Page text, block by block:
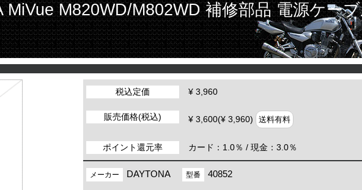
MiVue M820WD/M802WD 補修部品 電源ケー
税込定価 ¥ 3,960
販売価格(税込) ¥ 3,600(¥ 3,960) 送料有料
ポイント還元率 カード：1.0％ / 現金：3.0％
メーカー DAYTONA 型番 40852